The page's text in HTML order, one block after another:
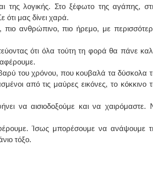
της λογικής. Στο ξέφωτο της αγάπης,
μας δίνει χαρά.
πιο ανθρώπινο, πιο ήρεμο, με
ότι όλα τούτη τη φορά θα πάνε
βαρύ του χρόνου, που κουβαλά τα δύσκολα
από τις μαύρες εικόνες, το κόκκινο
να αισιοδοξούμε και να χαιρόμαστε.
Ίσως μπορέσουμε να ανάψουμε
τόξο.